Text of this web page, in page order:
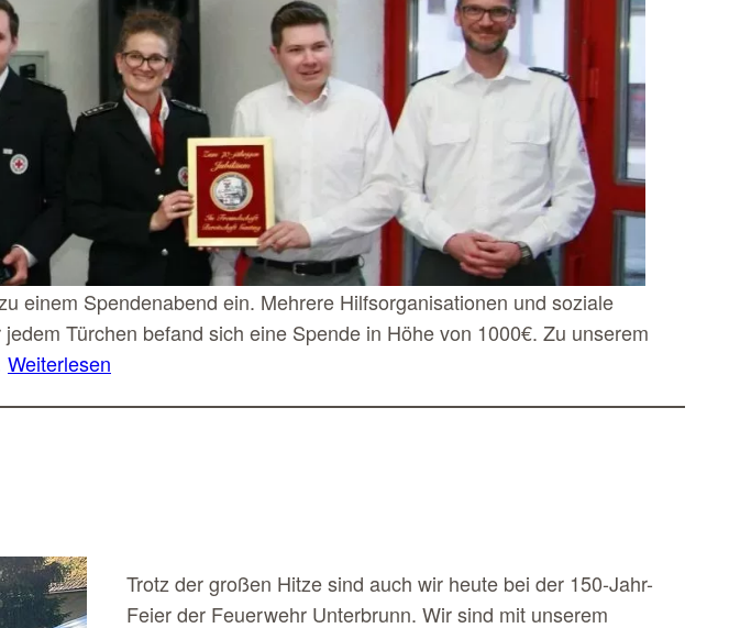
einem Spendenabend ein. Mehrere Hilfsorganisationen und soziale
Türchen befand sich eine Spende in Höhe von 1000€. Zu unserem
Weiterlesen
Trotz der großen Hitze sind auch wir heute bei der 150-Jahr-
Feier der Feuerwehr Unterbrunn. Wir sind mit unserem